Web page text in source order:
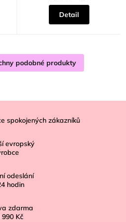
Detail
podobné produkty
spokojených zákazníků
evropský
odeslání
hodin
zdarma
990 Kč